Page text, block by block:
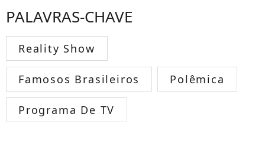
PALAVRAS-CHAVE
Reality Show
Famosos Brasileiros Polêmica
Programa De TV